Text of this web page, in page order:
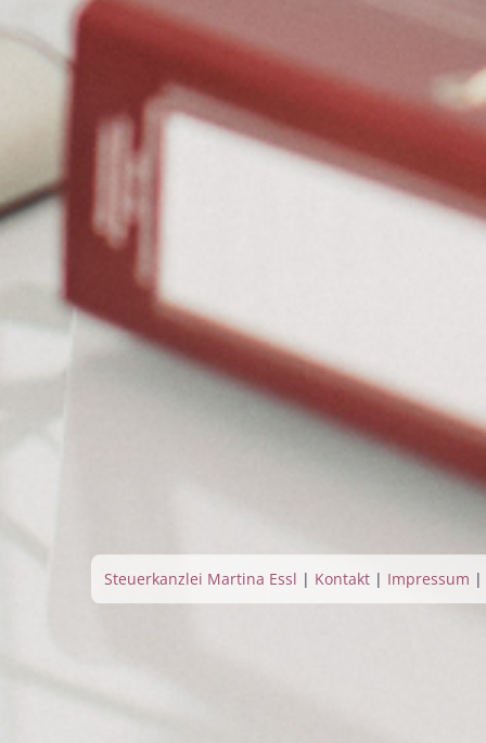
Steuerkanzlei Martina Essl | Kontakt | Impressum |